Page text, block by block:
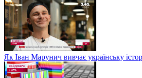
Як Іван Марунич вивчає українську